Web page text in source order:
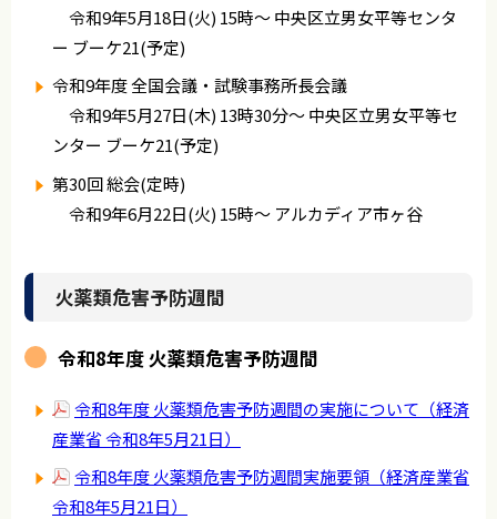
令和9年5月18日(火) 15時～ 中央区立男女平等センタ
ー ブーケ21(予定)
令和9年度 全国会議・試験事務所長会議
令和9年5月27日(木) 13時30分～ 中央区立男女平等セ
ンター ブーケ21(予定)
第30回 総会(定時)
令和9年6月22日(火) 15時～ アルカディア市ヶ谷
火薬類危害予防週間
令和8年度 火薬類危害予防週間
令和8年度 火薬類危害予防週間の実施について（経済
産業省 令和8年5月21日）
令和8年度 火薬類危害予防週間実施要領（経済産業省
令和8年5月21日）